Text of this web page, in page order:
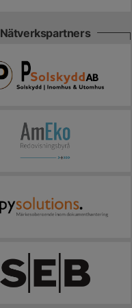
Nätverkspartners